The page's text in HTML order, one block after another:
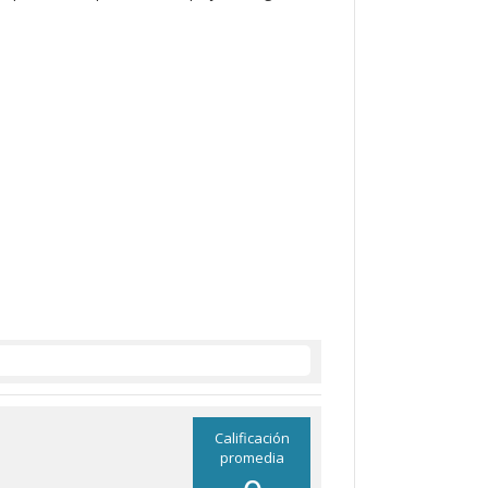
Calificación
promedia